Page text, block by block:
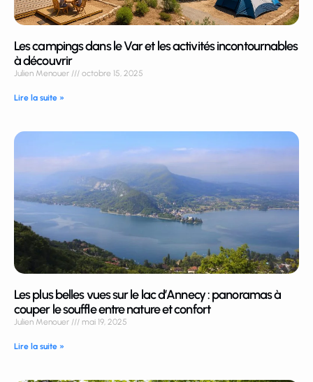
Les campings dans le Var et les activités incontournables
à découvrir
Julien Menouer octobre 15, 2025
Lire la suite »
Les plus belles vues sur le lac d’Annecy : panoramas à
couper le souffle entre nature et confort
Julien Menouer mai 19, 2025
Lire la suite »